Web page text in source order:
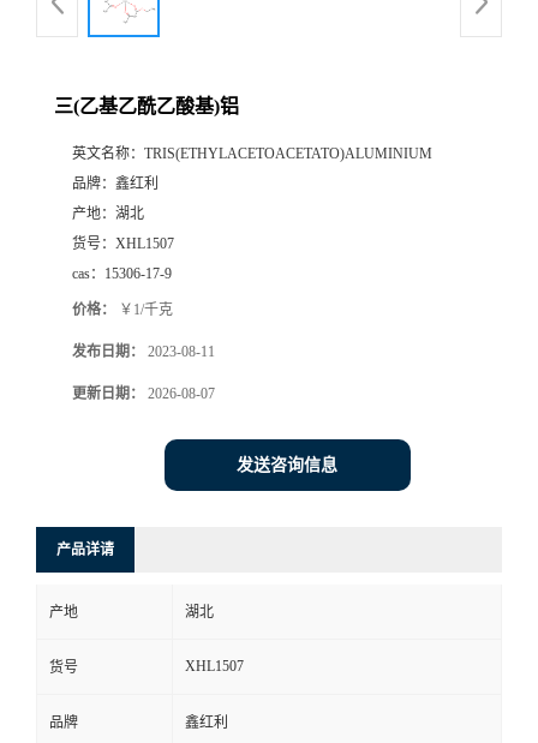
三(乙基乙酰乙酸基)铝
英文名称： TRIS(ETHYLACETOACETATO)ALUMINIUM
品牌： 鑫红利
产地： 湖北
货号： XHL1507
cas： 15306-17-9
价格： ￥1/千克
发布日期： 2023-08-11
更新日期： 2026-08-07
发送咨询信息
产品详请
产地 湖北
货号 XHL1507
品牌 鑫红利